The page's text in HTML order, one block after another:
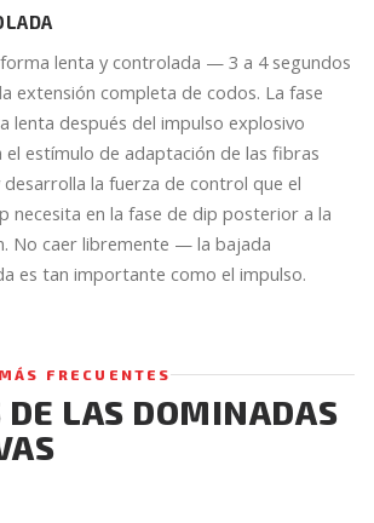
lenta y controlada — 3 a 4 segundos
extensión completa de codos. La fase
lenta después del impulso explosivo
el estímulo de adaptación de las fibras
la fuerza de control que el
necesita en la fase de dip posterior a la
No caer libremente — la bajada
es tan importante como el impulso.
FRECUENTES
DE LAS DOMINADAS